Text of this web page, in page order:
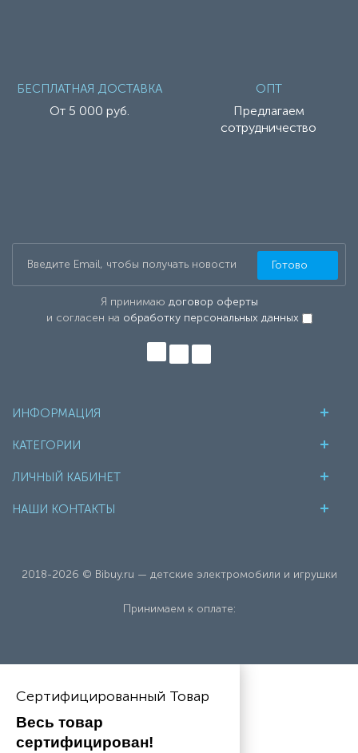
БЕСПЛАТНАЯ ДОСТАВКА
От 5 000 руб.
ОПТ
Предлагаем
сотрудничество
Я принимаю договор оферты
и согласен на обработку персональных данных
Готово
ИНФОРМАЦИЯ
КАТЕГОРИИ
ЛИЧНЫЙ КАБИНЕТ
НАШИ КОНТАКТЫ
2018-2026 © Bibuy.ru — детские электромобили и игрушки
Принимаем к оплате:
Сертифицированный Товар
Весь товар
сертифицирован!